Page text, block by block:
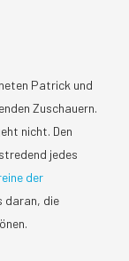
Patrick und
Zuschauern.
nicht. Den
jedes
der
daran, die